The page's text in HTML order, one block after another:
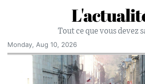
Tout ce que vous devez
Monday, Aug 10, 2026